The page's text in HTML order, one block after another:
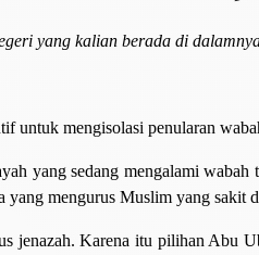
yang kalian berada di
untuk mengisolasi penularan
yang sedang mengalami
yang mengurus Muslim yang sakit
jenazah. Karena itu pilihan Abu